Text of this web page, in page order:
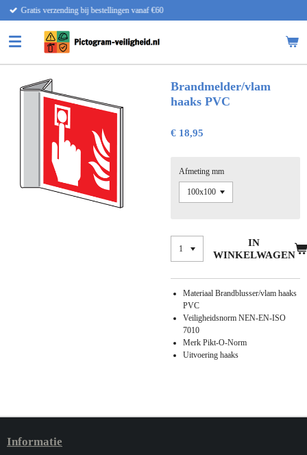
Ga
naar
de
hoofdinhoud
vanaf €60
Brandmelder/vlam
haaks PVC
€ 18,95
Afmeting mm
IN
WINKELWAGEN
Materiaal Brandblusser/vlam haaks
PVC
Veiligheidsnorm NEN-EN-ISO
7010
Merk Pikt-O-Norm
Uitvoering haaks
Informatie